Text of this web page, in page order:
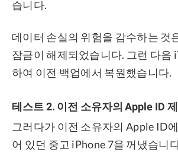
습니다.
데이터 손실의 위험을 감수하는 것
잠금이 해제되었습니다. 그런 다음
하여 이전 백업에서 복원했습니다.
테스트 2. 이전 소유자의 Apple ID
그러다가 이전 소유자의 Apple ID
어 있던 중고 iPhone 7을 꺼냈습니